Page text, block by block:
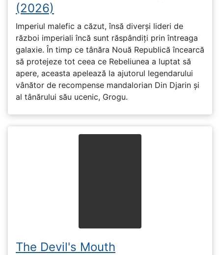
(2026)
Imperiul malefic a căzut, însă diverși lideri de
război imperiali încă sunt răspândiți prin întreaga
galaxie. În timp ce tânăra Nouă Republică încearcă
să protejeze tot ceea ce Rebeliunea a luptat să
apere, aceasta apelează la ajutorul legendarului
vânător de recompense mandalorian Din Djarin și
al tânărului său ucenic, Grogu.
The Devil's Mouth